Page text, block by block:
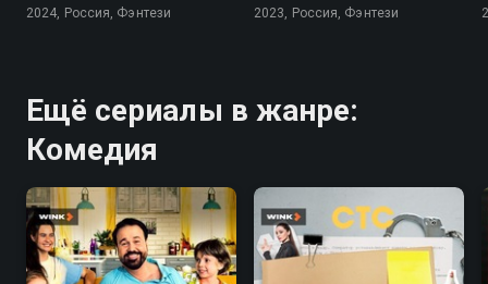
2024, Россия, Фэнтези 2023, Россия, Фэнтези
Ещё сериалы в жанре:
Комедия